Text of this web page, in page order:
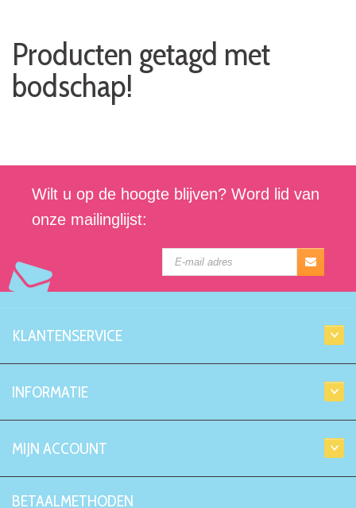
Producten getagd met
bodschap!
Wilt u op de hoogte blijven? Word lid van
onze mailinglijst:
KLANTENSERVICE
INFORMATIE
MIJN ACCOUNT
BETAALMETHODEN